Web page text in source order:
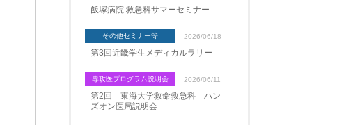
飯塚病院 救急科サマーセミナー
その他セミナー等 2026/06/18
第3回近畿学生メディカルラリー
専攻医プログラム説明会 2026/06/11
第2回 東海大学救命救急科 ハン
ズオン医局説明会